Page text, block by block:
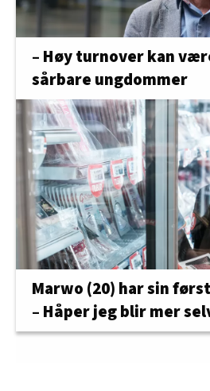
– Høy turnover kan
sårbare ungdommer
Marwo (20) har sin
– Håper jeg blir mer